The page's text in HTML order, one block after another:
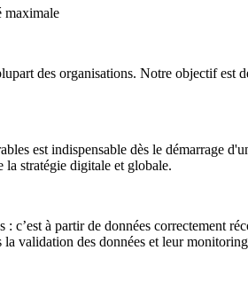
maximale
des organisations. Notre objectif est
est indispensable dès le démarrage
stratégie digitale et globale.
à partir de données correctement
la validation des données et leur